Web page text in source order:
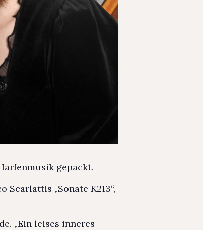
gepackt.
Scarlattis „Sonate K213“,
„Ein leises inneres